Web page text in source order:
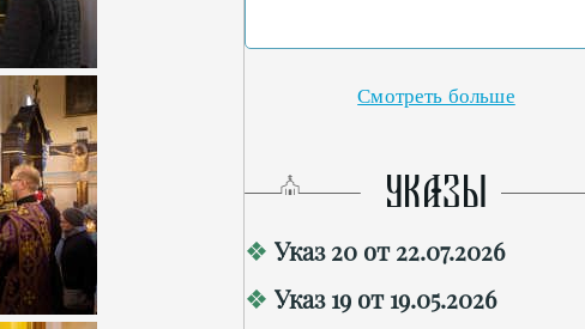
Смотреть больше
УКАЗЫ
Указ 20 от 22.07.2026
Указ 19 от 19.05.2026